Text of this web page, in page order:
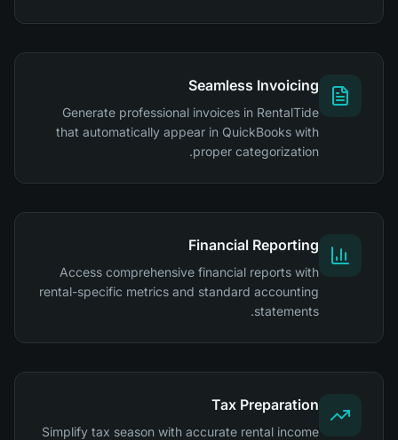
Seamless Invoicing
Generate professional invoices in RentalTide
that automatically appear in QuickBooks with
proper categorization.
Financial Reporting
Access comprehensive financial reports with
rental-specific metrics and standard accounting
statements.
Tax Preparation
Simplify tax season with accurate rental income